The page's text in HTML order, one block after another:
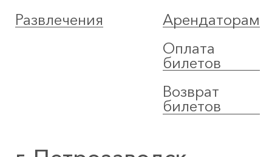
Развлечения
Арендаторам
Оплата
билетов
Возврат
билетов